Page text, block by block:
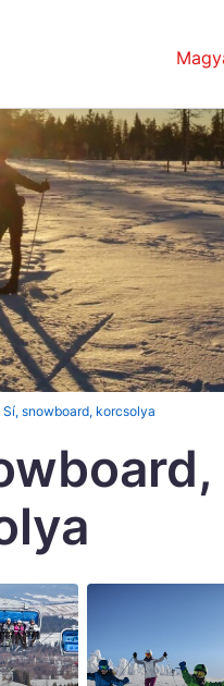
English
中国
Deutschland
Français
Magyar
日本語
Norsk
Sí, snowboard, korcsolya